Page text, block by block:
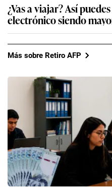
¿Vas a viajar? Así
electrónico siendo
Más sobre Retiro AFP